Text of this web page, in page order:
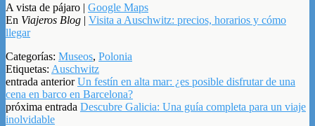
A vista de pájaro | Google Maps
En Viajeros Blog | Visita a Auschwitz: precios, horarios y cómo
llegar
Categorías: Museos, Polonia
Etiquetas: Auschwitz
entrada anteriorUn festín en alta mar: ¿es posible disfrutar de una
cena en barco en Barcelona?
próxima entrada Descubre Galicia: Una guía completa para un viaje
inolvidable